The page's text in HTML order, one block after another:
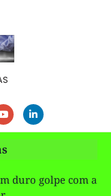
duro golpe com a